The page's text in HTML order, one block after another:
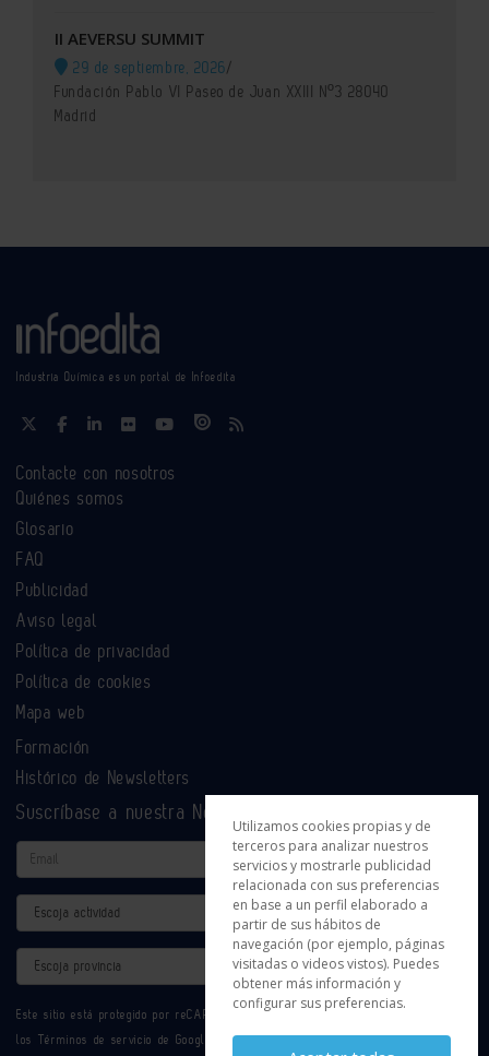
II AEVERSU SUMMIT
29 de septiembre, 2026/
Fundación Pablo VI Paseo de Juan XXIII Nº3 28040
Madrid
Industria Química es un portal de Infoedita
Contacte con nosotros
Quiénes somos
Glosario
FAQ
Publicidad
Aviso legal
Política de privacidad
Política de cookies
Mapa web
Formación
Histórico de Newsletters
Suscríbase a nuestra Newsletter
Email
Actividad
Provincia
Este sitio está protegido por reCAPTCHA y se aplican la
los Términos de servicio de Google.
Utilizamos cookies propias y de
terceros para analizar nuestros
servicios y mostrarle publicidad
relacionada con sus preferencias
en base a un perfil elaborado a
partir de sus hábitos de
navegación (por ejemplo, páginas
visitadas o videos vistos). Puedes
obtener más información y
configurar sus preferencias.